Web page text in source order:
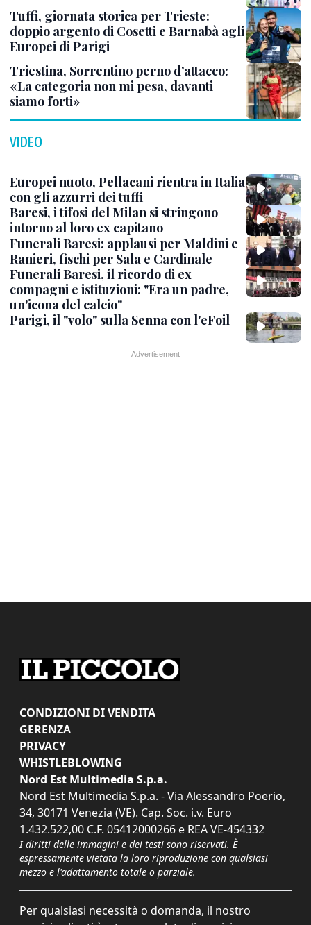
Tuffi, giornata storica per Trieste:
doppio argento di Cosetti e Barnabà agli
Europei di Parigi
Triestina, Sorrentino perno d’attacco:
«La categoria non mi pesa, davanti
siamo forti»
VIDEO
Europei nuoto, Pellacani rientra in Italia
con gli azzurri dei tuffi
Baresi, i tifosi del Milan si stringono
intorno al loro ex capitano
Funerali Baresi: applausi per Maldini e
Ranieri, fischi per Sala e Cardinale
Funerali Baresi, il ricordo di ex
compagni e istituzioni: "Era un padre,
un'icona del calcio"
Parigi, il "volo" sulla Senna con l'eFoil
CONDIZIONI DI VENDITA
GERENZA
PRIVACY
WHISTLEBLOWING
Nord Est Multimedia S.p.a.
Nord Est Multimedia S.p.a. - Via Alessandro Poerio,
34, 30171 Venezia (VE). Cap. Soc. i.v. Euro
1.432.522,00 C.F. 05412000266 e REA VE-454332
I diritti delle immagini e dei testi sono riservati. È
espressamente vietata la loro riproduzione con qualsiasi
mezzo e l'adattamento totale o parziale.
Per qualsiasi necessità o domanda, il nostro